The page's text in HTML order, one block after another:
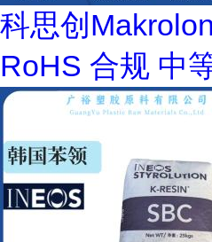
科思创
RoHS 合规 中